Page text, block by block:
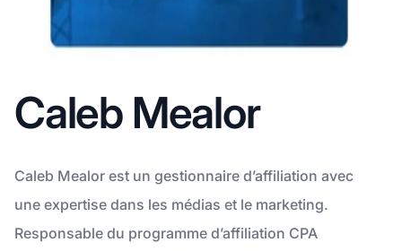
Caleb Mealor
Caleb Mealor est un gestionnaire d’affiliation avec
une expertise dans les médias et le marketing.
Responsable du programme d’affiliation CPA